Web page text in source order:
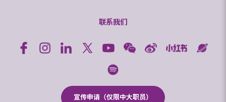
联系我们
宣传申请（仅限中大职员）